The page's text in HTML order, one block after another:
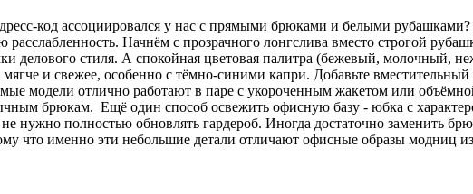
код ассоциировался у нас с прямыми брюками и белыми
расслабленность. Начнём с прозрачного лонгслива вместо строгой
делового стиля. А спокойная цветовая палитра (бежевый, молочный,
мягче и свежее, особенно с тёмно-синими капри. Добавьте
модели отлично работают в паре с укороченным жакетом или
брюкам. Ещё один способ освежить офисную базу - юбка с
нужно полностью обновлять гардероб. Иногда достаточно заменить
что именно эти небольшие детали отличают офисные образы модниц